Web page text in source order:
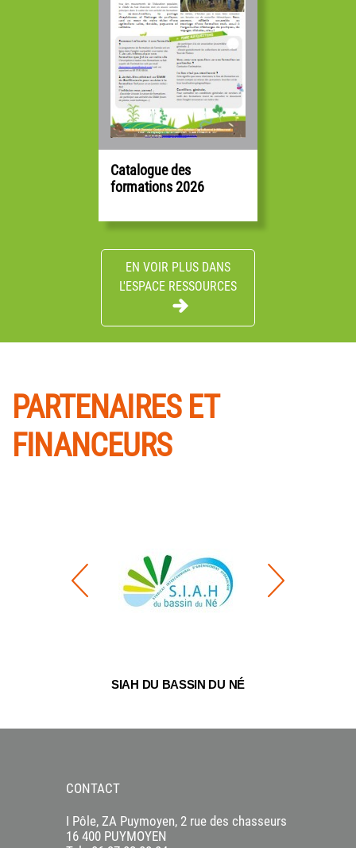
Catalogue des
formations 2026
EN VOIR PLUS DANS
L'ESPACE RESSOURCES
PARTENAIRES ET
FINANCEURS
SIAH DU BASSIN DU NÉ EPTB CHARENTE
CONTACT
I Pôle, ZA Puymoyen, 2 rue des chasseurs
16 400 PUYMOYEN